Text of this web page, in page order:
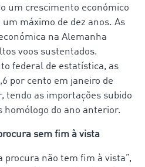
um crescimento económico
máximo de dez anos. As
na Alemanha
voos sustentados.
federal de estatística, as
por cento em janeiro de
tendo as importações subido
homólogo do ano anterior.
sem fim à vista
procura não tem fim à vista”,